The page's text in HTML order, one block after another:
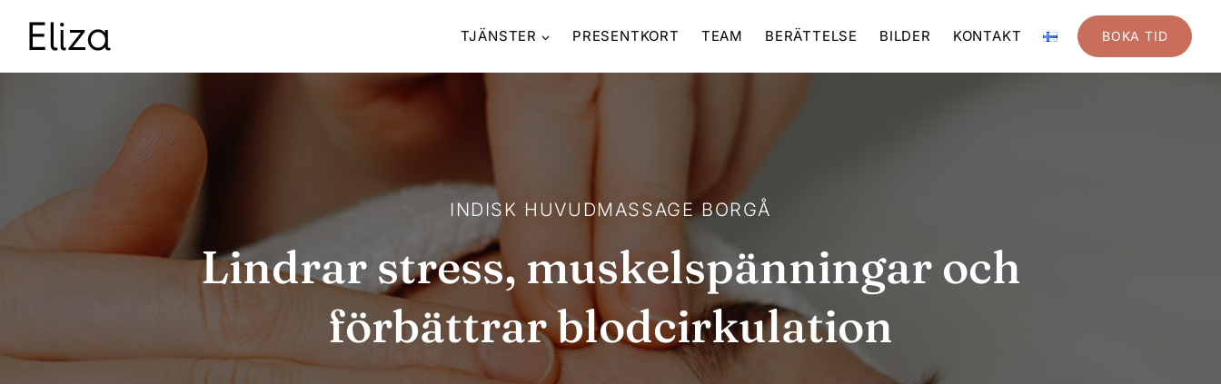
TJÄNSTER PRESENTKORT TEAM BERÄTTELSE BILDER KONTAKT BOKA TID
INDISK HUVUDMASSAGE BORGÅ
Lindrar stress, muskelspänningar och
förbättrar blodcirkulation